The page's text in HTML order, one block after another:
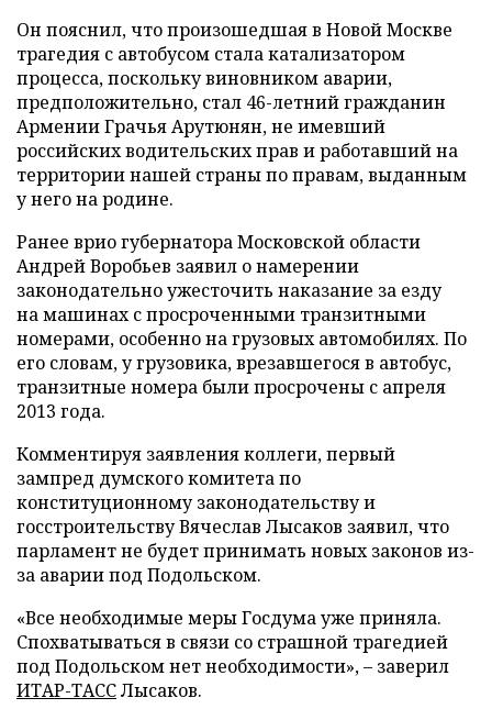
Он пояснил, что произошедшая в Новой Москве
трагедия с автобусом стала катализатором
процесса, поскольку виновником аварии,
предположительно, стал 46-летний гражданин
Армении Грачья Арутюнян, не имевший
российских водительских прав и работавший на
территории нашей страны по правам, выданным
у него на родине.
Ранее врио губернатора Московской области
Андрей Воробьев заявил о намерении
законодательно ужесточить наказание за езду
на машинах с просроченными транзитными
номерами, особенно на грузовых автомобилях. По
его словам, у грузовика, врезавшегося в автобус,
транзитные номера были просрочены с апреля
2013 года.
Комментируя заявления коллеги, первый
зампред думского комитета по
конституционному законодательству и
госстроительству Вячеслав Лысаков заявил, что
парламент не будет принимать новых законов из-
за аварии под Подольском.
«Все необходимые меры Госдума уже приняла.
Спохватываться в связи со страшной трагедией
под Подольском нет необходимости», – заверил
ИТАР-ТАССЛысаков.